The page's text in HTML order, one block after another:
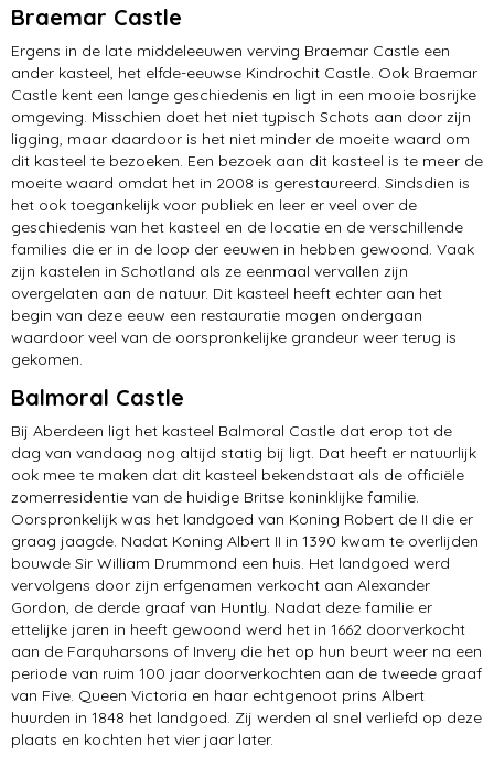
Braemar Castle
Ergens in de late middeleeuwen verving Braemar Castle een
ander kasteel, het elfde-eeuwse Kindrochit Castle. Ook Braemar
Castle kent een lange geschiedenis en ligt in een mooie bosrijke
omgeving. Misschien doet het niet typisch Schots aan door zijn
ligging, maar daardoor is het niet minder de moeite waard om
dit kasteel te bezoeken. Een bezoek aan dit kasteel is te meer de
moeite waard omdat het in 2008 is gerestaureerd. Sindsdien is
het ook toegankelijk voor publiek en leer er veel over de
geschiedenis van het kasteel en de locatie en de verschillende
families die er in de loop der eeuwen in hebben gewoond. Vaak
zijn kastelen in Schotland als ze eenmaal vervallen zijn
overgelaten aan de natuur. Dit kasteel heeft echter aan het
begin van deze eeuw een restauratie mogen ondergaan
waardoor veel van de oorspronkelijke grandeur weer terug is
gekomen.
Balmoral Castle
Bij Aberdeen ligt het kasteel Balmoral Castle dat erop tot de
dag van vandaag nog altijd statig bij ligt. Dat heeft er natuurlijk
ook mee te maken dat dit kasteel bekendstaat als de officiële
zomerresidentie van de huidige Britse koninklijke familie.
Oorspronkelijk was het landgoed van Koning Robert de II die er
graag jaagde. Nadat Koning Albert II in 1390 kwam te overlijden
bouwde Sir William Drummond een huis. Het landgoed werd
vervolgens door zijn erfgenamen verkocht aan Alexander
Gordon, de derde graaf van Huntly. Nadat deze familie er
ettelijke jaren in heeft gewoond werd het in 1662 doorverkocht
aan de Farquharsons of Invery die het op hun beurt weer na een
periode van ruim 100 jaar doorverkochten aan de tweede graaf
van Five. Queen Victoria en haar echtgenoot prins Albert
huurden in 1848 het landgoed. Zij werden al snel verliefd op deze
plaats en kochten het vier jaar later.